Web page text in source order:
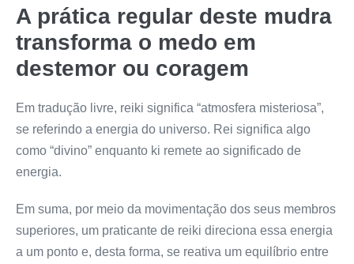
A prática regular deste mudra
transforma o medo em
destemor ou coragem
Em tradução livre, reiki significa “atmosfera misteriosa”,
se referindo a energia do universo. Rei significa algo
como “divino” enquanto ki remete ao significado de
energia.
Em suma, por meio da movimentação dos seus membros
superiores, um praticante de reiki direciona essa energia
a um ponto e, desta forma, se reativa um equilíbrio entre